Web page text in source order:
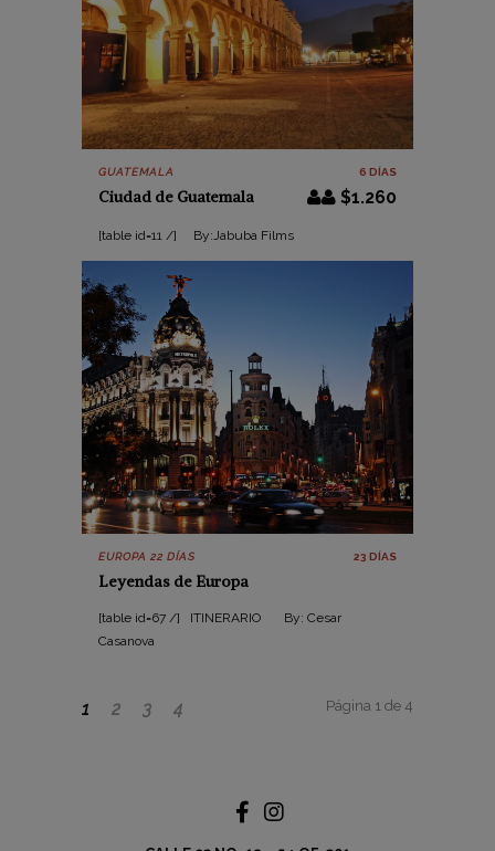
GUATEMALA
Ciudad de Guatemala
6 DÍAS
$1.260
[table id=11 /] By:Jabuba Films
EUROPA 22 DÍAS
Leyendas de Europa
23 DÍAS
[table id=67 /] ITINERARIO By: Cesar
Casanova
1 2 3 4 Página 1 de 4